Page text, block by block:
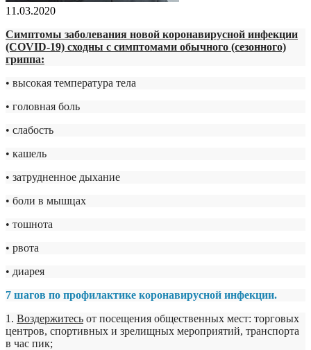
11.03.2020
Симптомы заболевания новой коронавирусной инфекции
(COVID-19) сходны с симптомами обычного (сезонного)
гриппа:
• высокая температура тела
• головная боль
• слабость
• кашель
• затрудненное дыхание
• боли в мышцах
• тошнота
• рвота
• диарея
7 шагов по профилактике коронавирусной инфекции.
1. Воздержитесь от посещения общественных мест: торговых
центров, спортивных и зрелищных мероприятий, транспорта
в час пик;